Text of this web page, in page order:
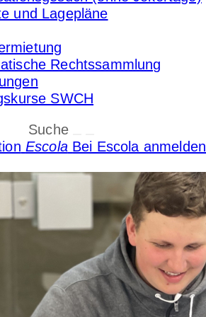
und Lagepläne
Rechtssammlung
SWCH
Suche
Escola Bei Escola anmelden